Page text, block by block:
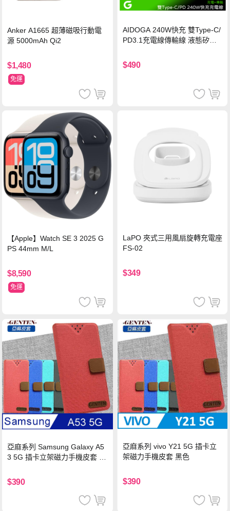
Anker A1665 超薄磁吸行動電
源 5000mAh Qi2
$1,480
免運
AIDOGA 240W快充 雙Type-C/
PD3.1充電線傳輸線 液態矽膠
機/平板/筆電
$490
【Apple】Watch SE 3 2025 G
PS 44mm M/L
$8,590
免運
LaPO 夾式三用風扇旋轉充電座
FS-02
$349
亞麻系列 Samsung Galaxy A5
3 5G 插卡立架磁力手機皮套 藍
$390
亞麻系列 vivo Y21 5G 插卡立
架磁力手機皮套 黑色
$390